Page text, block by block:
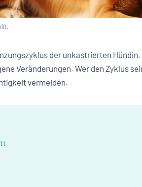
der unkastrierten
Veränderungen. Wer den Zyklus
vermeiden.